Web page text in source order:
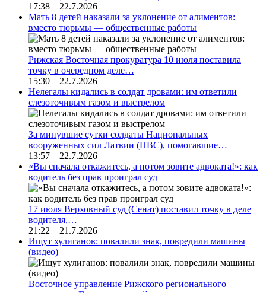
17:38 22.7.2026
Мать 8 детей наказали за уклонение от алиментов:
вместо тюрьмы — общественные работы
Рижская Восточная прокуратура 10 июля поставила
точку в очередном деле…
15:30 22.7.2026
Нелегалы кидались в солдат дровами: им ответили
слезоточивым газом и выстрелом
За минувшие сутки солдаты Национальных
вооруженных сил Латвии (НВС), помогавшие…
13:57 22.7.2026
«Вы сначала откажитесь, а потом зовите адвоката!»: как
водитель без прав проиграл суд
17 июля Верховный суд (Сенат) поставил точку в деле
водителя,…
21:22 21.7.2026
Ищут хулиганов: повалили знак, повредили машины
(видео)
Восточное управление Рижского регионального